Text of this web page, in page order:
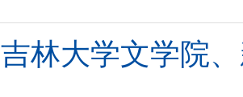
吉林大学文学院